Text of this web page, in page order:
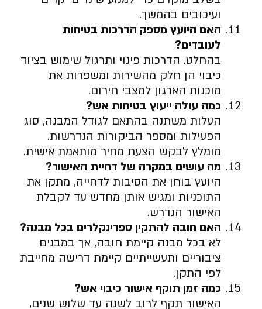
ועיכובים בהמשך.
האם היועץ מספק הדרכות בטיחות
לעובדים?
בהחלט. הדרכות פינוי ותרגול שימוש בציוד
כיבוי הן חלק מהשירות ומשפרות את
מוכנות הארגון למצבי חירום.
כמה עולה ייעוץ בטיחות אש?
העלות משתנה בהתאם לגודל המבנה, סוג
הפעילות ומספר הביקורות הנדרשות.
מומלץ לבקש הצעת מחיר מותאמת אישית.
מה עושים במקרה של דחיית האישור?
היועץ בוחן את הסיבות לדחייה, מתקן את
התוכניות ומגיש אותן מחדש עד לקבלת
האישור הנדרש.
האם חובה להתקין ספרינקלרים בכל מבנה?
לא בכל מבנה קיימת חובה, אך במבנים
ציבוריים ותעשייתיים קיימת דרישה מחייבת
לפי התקן.
כמה זמן תוקף אישור כיבוי אש?
האישור תקף לרוב לשנה עד שלוש שנים,